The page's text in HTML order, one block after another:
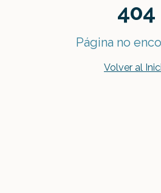
404
Página no
Volver al